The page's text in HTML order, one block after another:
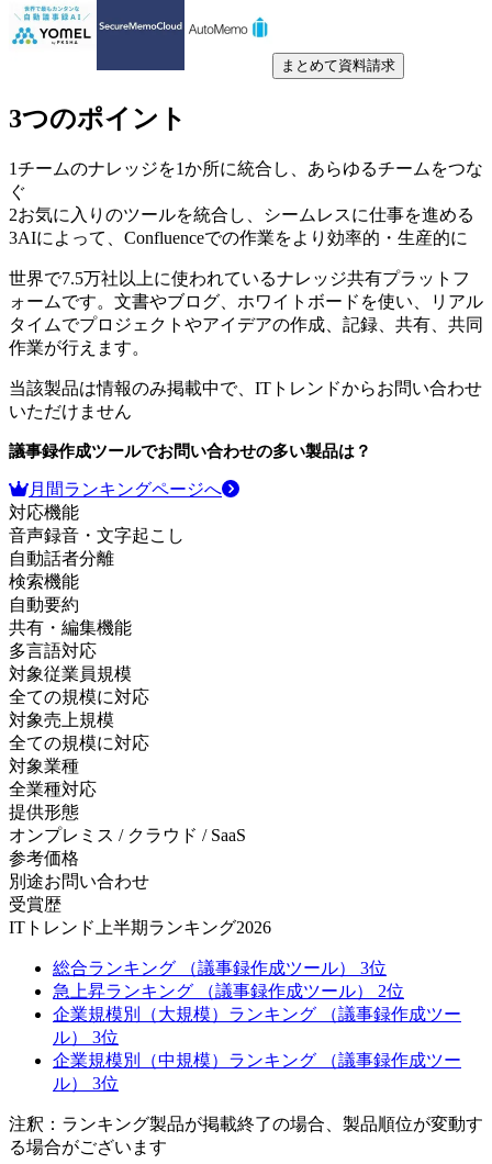
まとめて資料請求
3つのポイント
1チームのナレッジを1か所に統合し、あらゆるチームをつな
ぐ
2お気に入りのツールを統合し、シームレスに仕事を進める
3AIによって、Confluenceでの作業をより効率的・生産的に
世界で7.5万社以上に使われているナレッジ共有プラットフ
ォームです。文書やブログ、ホワイトボードを使い、リアル
タイムでプロジェクトやアイデアの作成、記録、共有、共同
作業が行えます。
当該製品は情報のみ掲載中で、ITトレンドからお問い合わせ
いただけません
議事録作成ツールでお問い合わせの多い製品は？
月間ランキングページへ
対応機能
音声録音・文字起こし
自動話者分離
検索機能
自動要約
共有・編集機能
多言語対応
対象従業員規模
全ての規模に対応
対象売上規模
全ての規模に対応
対象業種
全業種対応
提供形態
オンプレミス / クラウド / SaaS
参考価格
別途お問い合わせ
受賞歴
ITトレンド上半期ランキング2026
総合ランキング （議事録作成ツール） 3位
急上昇ランキング （議事録作成ツール） 2位
企業規模別（大規模）ランキング （議事録作成ツー
ル） 3位
企業規模別（中規模）ランキング （議事録作成ツー
ル） 3位
注釈：ランキング製品が掲載終了の場合、製品順位が変動す
る場合がございます